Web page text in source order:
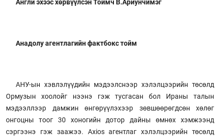
Англи эхээс хөрвүүлсэн Тоймч В.Ариунчимэг
Анадолу агентлагийн фактбокс тойм
АНУ-ын хэвлэлүүдийн мэдээлснээр хэлэлцээрийн төсөлд
Ормузын хоолойг нээнэ гэж тусгасан бол Ираны талын
мэдээллээр дамжин өнгөрүүлэхээр зөвшөөрөгдсөн хөлөг
онгоцны тоог 30 хоногийн дотор дайны өмнөх хэмжээнд
сэргээнэ гэж заажээ. Axios агентлаг хэлэлцээрийн төсөлд